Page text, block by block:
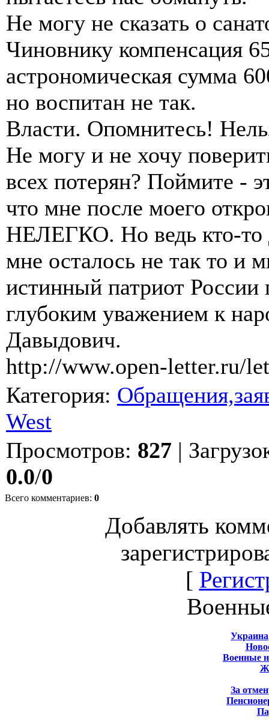
Не могу не сказать о
Чиновнику компенсация
астрономическая сумма
но воспитан не так.
Власти. Опомнитесь!
Не могу и не хочу
всех потерян? Поймите -
что мне после моего
НЕЛЕГКО. Но ведь кто-то
мне осталось не так то и
истинный патриот
глубоким уважением к
Давыдович.
http://www.open-letter.ru/
Категория:
West
Просмотров: 827 |
0.0/0
Всего комментариев: 0
Добавлять
[
Военные
За